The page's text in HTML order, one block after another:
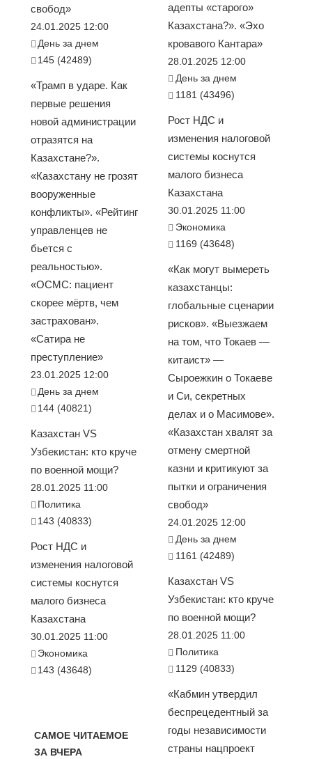
свобод»
24.01.2025 12:00
День за днем
145 (42489)
«Трамп в ударе. Как
первые решения
новой администрации
отразятся на
Казахстане?».
«Казахстану не грозят
вооруженные
конфликты». «Рейтинг
управленцев не
бьется с
реальностью».
«ОСМС: пациент
скорее мёртв, чем
застрахован».
«Сатира не
преступление»
23.01.2025 12:00
День за днем
144 (40821)
Казахстан VS
Узбекистан: кто круче
по военной мощи?
28.01.2025 11:00
Политика
143 (40833)
Рост НДС и
изменения налоговой
системы коснутся
малого бизнеса
Казахстана
30.01.2025 11:00
Экономика
143 (43648)
САМОЕ ЧИТАЕМОЕ
ЗА ВЧЕРА
адепты «старого»
Казахстана?». «Эхо
кровавого Кантара»
28.01.2025 12:00
День за днем
1181 (43496)
Рост НДС и
изменения налоговой
системы коснутся
малого бизнеса
Казахстана
30.01.2025 11:00
Экономика
1169 (43648)
«Как могут вымереть
казахстанцы:
глобальные сценарии
рисков». «Выезжаем
на том, что Токаев —
китаист» —
Сыроежкин о Токаеве
и Си, секретных
делах и о Масимове».
«Казахстан хвалят за
отмену смертной
казни и критикуют за
пытки и ограничения
свобод»
24.01.2025 12:00
День за днем
1161 (42489)
Казахстан VS
Узбекистан: кто круче
по военной мощи?
28.01.2025 11:00
Политика
1129 (40833)
«Кабмин утвердил
беспрецедентный за
годы независимости
страны нацпроект